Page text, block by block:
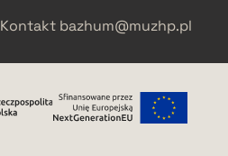
Kontakt bazhum@muzhp.pl